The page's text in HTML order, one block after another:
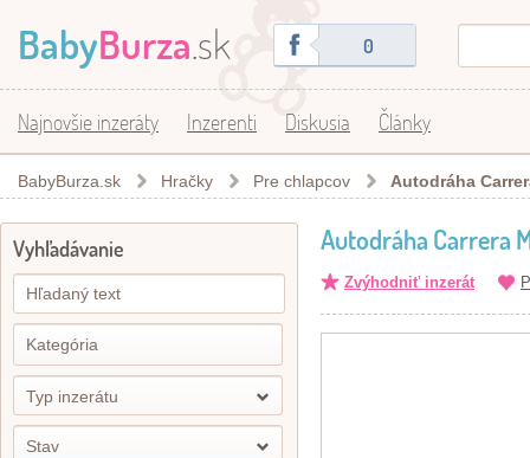
BabyBurza.sk 0
Najnovšie inzeráty Inzerenti Diskusia Články
BabyBurza.sk Hračky Pre chlapcov Autodráha
Vyhľadávanie
Typ inzerátu
Stav
Autodráha Carrera
Zvýhodniť inzerát